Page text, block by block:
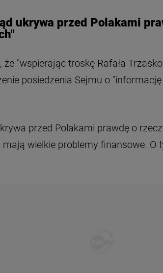
ukrywa przed Polakami
że "wspierając troskę Rafała
posiedzenia Sejmu o
przed Polakami prawdę o
wielkie problemy finansowe.